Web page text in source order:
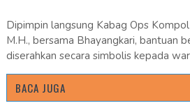
Dipimpin langsung Kabag Ops
M.H., bersama Bhayangkari, bantuan
diserahkan secara simbolis kepada
BACA JUGA